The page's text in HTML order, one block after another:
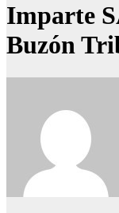
Imparte
Buzón